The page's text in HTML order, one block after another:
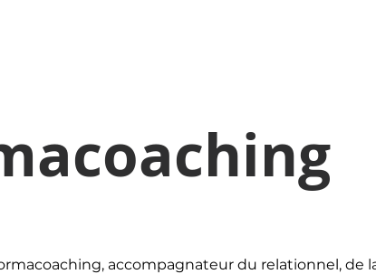
accompagnateur du relationnel,